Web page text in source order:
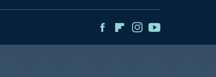
FacebookFlipboardInstagram